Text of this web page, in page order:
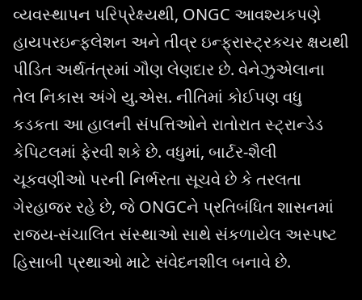
વ્યવસ્થાપન પરિપ્રેક્ષ્યથી, ONGC આવશ્યકપણે
હાયપરઇન્ફ્લેશન અને તીવ્ર ઇન્ફ્રાસ્ટ્રક્ચર ક્ષયથી
પીડિત અર્થતંત્રમાં ગૌણ લેણદાર છે. વેનેઝુએલાના
તેલ નિકાસ અંગે યુ.એસ. નીતિમાં કોઈપણ વધુ
કડકતા આ હાલની સંપત્તિઓને રાતોરાત સ્ટ્રાન્ડેડ
કેપિટલમાં ફેરવી શકે છે. વધુમાં, બાર્ટર-શૈલી
ચૂકવણીઓ પરની નિર્ભરતા સૂચવે છે કે તરલતા
ગેરહાજર રહે છે, જે ONGCને પ્રતિબંધિત શાસનમાં
રાજ્ય-સંચાલિત સંસ્થાઓ સાથે સંકળાયેલ અસ્પષ્ટ
હિસાબી પ્રથાઓ માટે સંવેદનશીલ બનાવે છે.